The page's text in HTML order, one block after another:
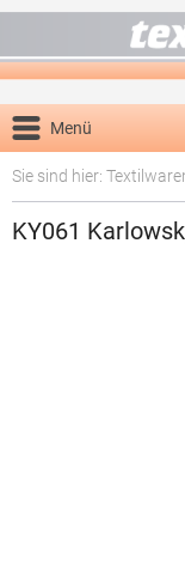
Menü
Sie sind hier:
KY061